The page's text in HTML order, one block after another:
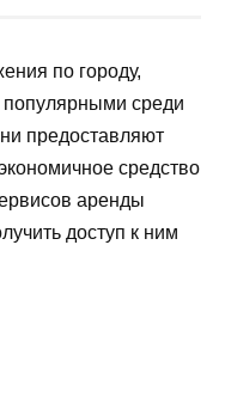
по городу,
популярными среди
предоставляют
средство
аренды
доступ к ним